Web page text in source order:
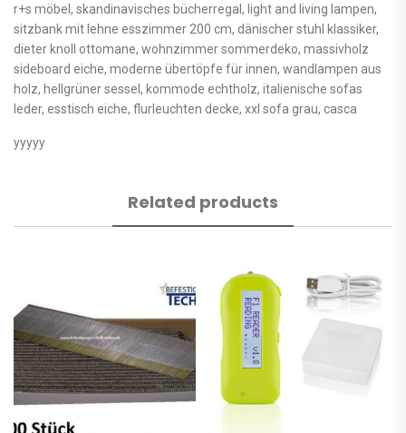
r+s möbel, skandinavisches bücherregal, light and living lampen,
sitzbank mit lehne esszimmer 200 cm, dänischer stuhl klassiker,
dieter knoll ottomane, wohnzimmer sommerdeko, massivholz
sideboard eiche, moderne übertöpfe für innen, wandlampen aus
holz, hellgrüner sessel, kommode echtholz, italienische sofas
leder, esstisch eiche, flurleuchten decke, xxl sofa grau, casca
yyyyy
Related products